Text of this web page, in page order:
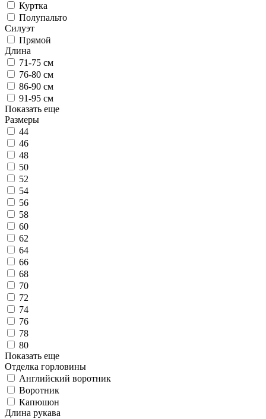
Куртка
Полупальто
Силуэт
Прямой
Длина
71-75 см
76-80 см
86-90 см
91-95 см
Показать еще
Размеры
44
46
48
50
52
54
56
58
60
62
64
66
68
70
72
74
76
78
80
Показать еще
Отделка горловины
Английский воротник
Воротник
Капюшон
Длина рукава